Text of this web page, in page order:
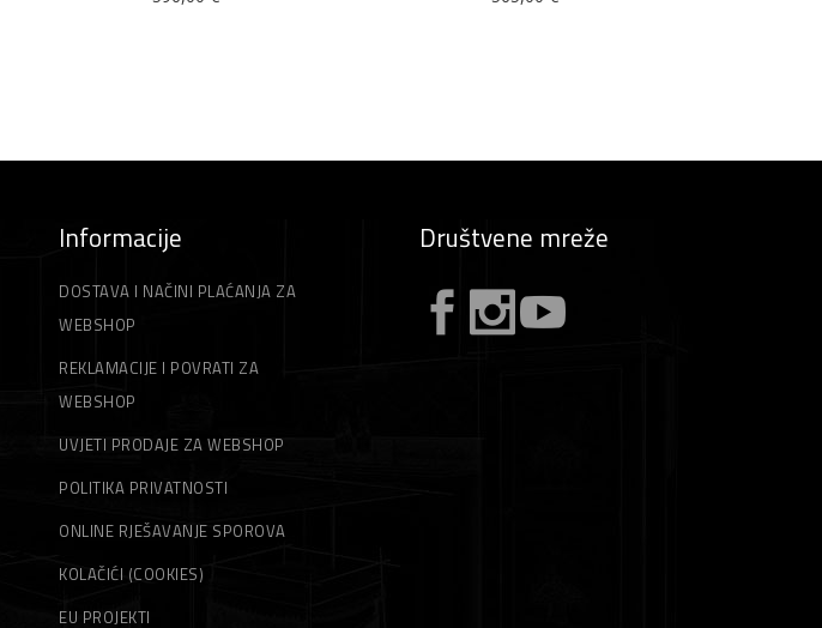
Informacije
DOSTAVA I NAČINI PLAĆANJA ZA
WEBSHOP
REKLAMACIJE I POVRATI ZA
WEBSHOP
UVJETI PRODAJE ZA WEBSHOP
POLITIKA PRIVATNOSTI
ONLINE RJEŠAVANJE SPOROVA
KOLAČIĆI (COOKIES)
EU PROJEKTI
Društvene mreže